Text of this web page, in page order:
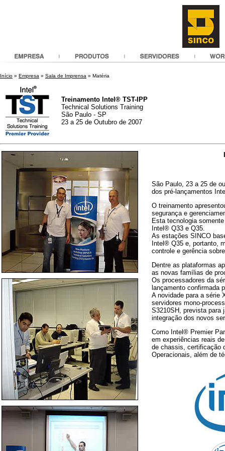
Início » Empresa » Sala de Imprensa » Matéria
Treinamento Intel® TST-IPP
Technical Solutions Training
São Paulo - SP
23 a 25 de Outubro de 2007
São Paulo, 23 a 25 de
dos pré-lançamentos
O treinamento
segurança e
Esta tecnologia
Intel® Q33 e Q35.
As estações SINCO
Intel® Q35 e, portanto,
controle e gerência
Dentre as plataformas
as novas famílias de
Os processadores da
lançamento confirmada
A novidade para a série
servidores mono-
S3210SH, prevista para
integração dos novos
Como Intel® Premier
em experiências reais
de chassis, certificação
Operacionais, além de